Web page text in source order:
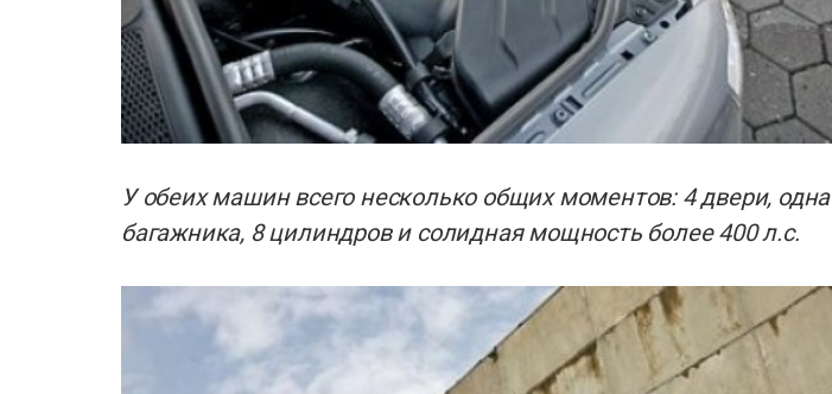
У обеих машин всего несколько общих моментов: 4 двери,
багажника, 8 цилиндров и солидная мощность более 400 л.с.